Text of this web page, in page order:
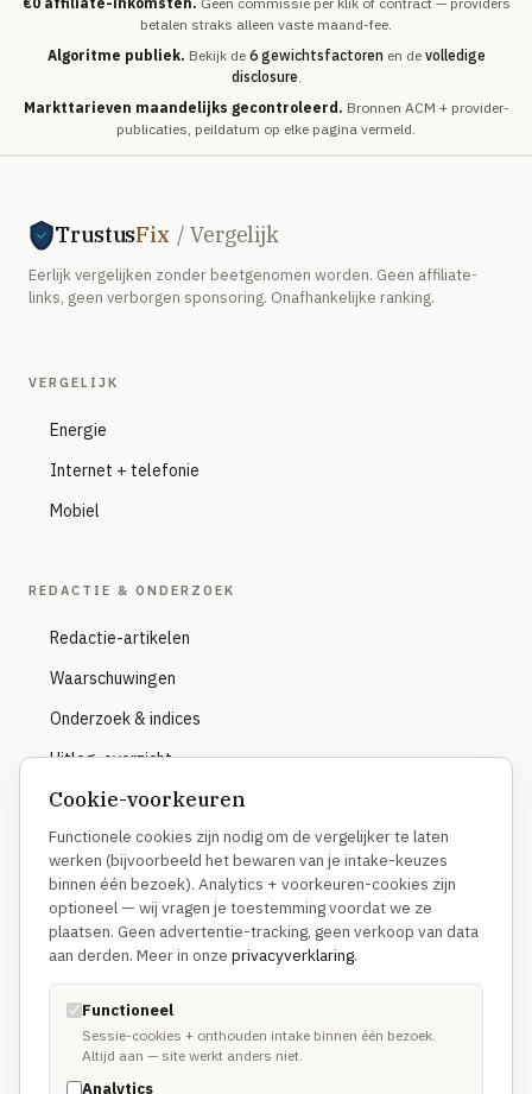
betalen straks alleen vaste maand-fee.
Algoritme publiek. Bekijk de 6 gewichtsfactoren en de volledige
disclosure.
Markttarieven maandelijks gecontroleerd. Bronnen ACM + provider-
publicaties, peildatum op elke pagina vermeld.
TrustusFix / Vergelijk
Eerlijk vergelijken zonder beetgenomen worden. Geen affiliate-
links, geen verborgen sponsoring. Onafhankelijke ranking.
VERGELIJK
Energie
Internet + telefonie
Mobiel
REDACTIE & ONDERZOEK
Redactie-artikelen
Waarschuwingen
Onderzoek & indices
Uitleg-overzicht
OVER
Hoe we vergelijken
Waarom anders
Methodologie
Disclosure
TRUSTUSFIX-NETWERK
Cookie-voorkeuren
Functionele cookies zijn nodig om de vergelijker te laten
werken (bijvoorbeeld het bewaren van je intake-keuzes
binnen één bezoek). Analytics + voorkeuren-cookies zijn
optioneel — wij vragen je toestemming voordat we ze
plaatsen. Geen advertentie-tracking, geen verkoop van data
aan derden. Meer in onze privacyverklaring.
Functioneel
Sessie-cookies + onthouden intake binnen één bezoek.
Altijd aan — site werkt anders niet.
Analytics